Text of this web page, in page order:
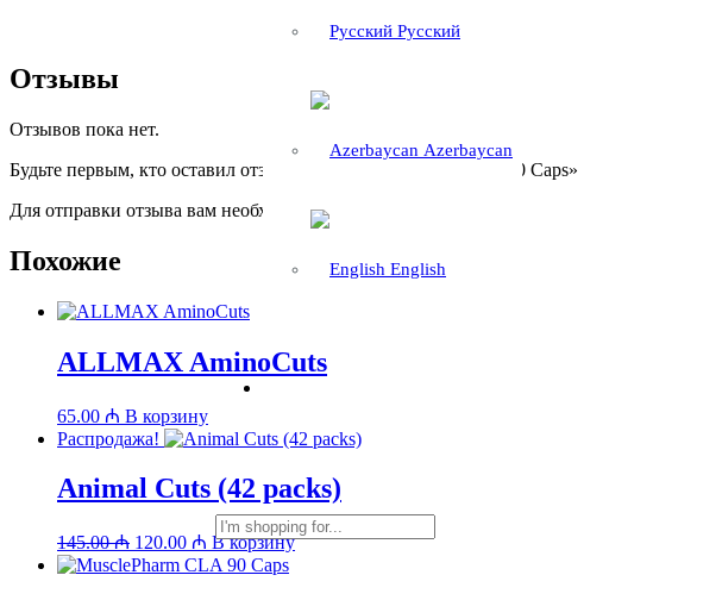
Русский
Azerbaycan
English
Отзывы
Отзывов пока нет.
Будьте первым, кто оставил отзыв на «Innovate Black Mamba 90 Caps»
Для отправки отзыва вам необходимоавторизоваться
Похожие
ALLMAX AminoCuts
65.00 ₼ В корзину
Распродажа!
Animal Cuts (42 packs)
145.00₼ Первоначальная
цена
составляла
120.00 ₼ Текущая
цена:
В корзину